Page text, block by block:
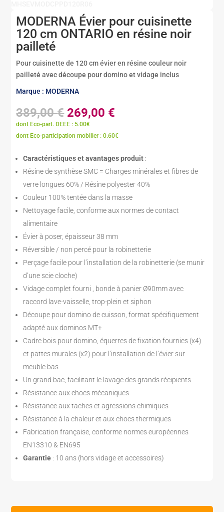
MODERNA Évier pour cuisinette
120 cm ONTARIO en résine noir
pailleté
Pour cuisinette de 120 cm évier en résine couleur noir
pailleté avec découpe pour domino et vidage inclus
Marque : MODERNA
389,00€Le
prix
initial
389,00 €.
269,00 €
actuel
269,00 €.
dont Eco-part. DEEE : 5.00€
dont Eco-participation mobilier : 0.60€
Caractéristiques et avantages produit :
Résine de synthèse SMC = Charges minérales et fibres de
verre longues 60% / Résine polyester 40%
Couleur 100% tentée dans la masse
Nettoyage facile, conforme aux normes de contact
alimentaire
Évier à poser, épaisseur 38 mm
Réversible / non percé pour la robinetterie
Perçage facile pour l’installation de la robinetterie (se munir
d’une scie cloche)
Vidage complet fourni , bonde à panier Ø90mm avec
raccord lave-vaisselle, trop-plein et siphon
Découpe pour domino de cuisson, format spécifiquement
adapté aux dominos MT+
Cadre bois pour domino, équerres de fixation fournies (x4)
et pattes murales (x2) pour l’installation de l’évier sur
meuble bas
Un grand bac, facilitant le lavage des grands récipients
Résistance aux chocs mécaniques
Résistance aux taches et agressions chimiques
Résistance à la chaleur et aux chocs thermiques
Fabrication française, conforme normes européennes
EN13310 & EN695
Garantie : 10 ans (hors vidage et accessoires)